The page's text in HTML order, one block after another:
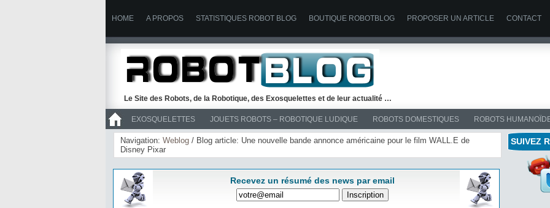
HOME A PROPOS STATISTIQUES ROBOT BLOG BOUTIQUE ROBOTBLOG PROPOSER UN ARTICLE CONTACT
Le Site des Robots, de la Robotique, des Exosquelettes et de leur actualité …
EXOSQUELETTES JOUETS ROBOTS – ROBOTIQUE LUDIQUE ROBOTS DOMESTIQUES ROBOTS
>> ROBOTS
Navigation: Weblog / Blog article: Une nouvelle bande annonce américaine pour le film WALL.E de
Disney Pixar
Recevez un résumé des news par email
SUIVEZ